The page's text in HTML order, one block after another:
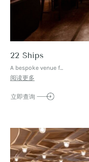
22 Ships
A bespoke venue f...
阅读更多
立即查询